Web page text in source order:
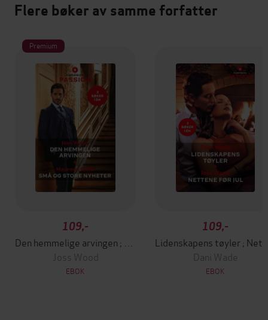
Flere bøker av samme forfatter
Premium
109,-
Joss Wood
EBOK
109,-
Dani Wade
EBOK